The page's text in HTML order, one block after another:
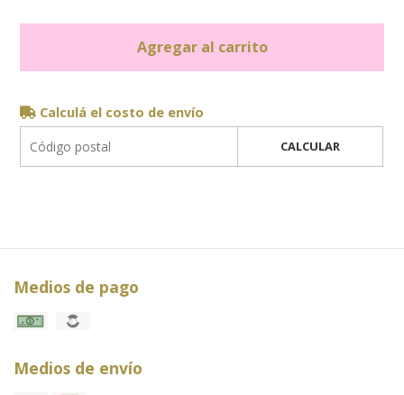
Agregar al carrito
Calculá el costo de envío
CALCULAR
Medios de pago
Medios de envío